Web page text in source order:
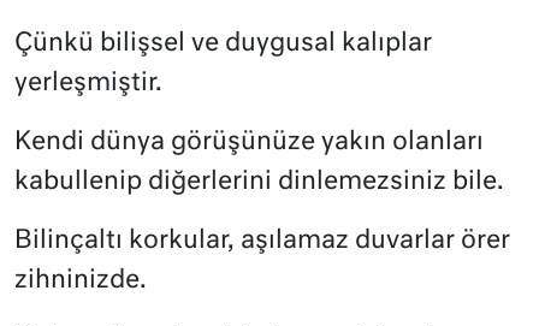
Çünkü bilişsel ve duygusal kalıplar
yerleşmiştir.
Kendi dünya görüşünüze yakın olanları
kabullenip diğerlerini dinlemezsiniz bile.
Bilinçaltı korkular, aşılamaz duvarlar örer
zihninizde.